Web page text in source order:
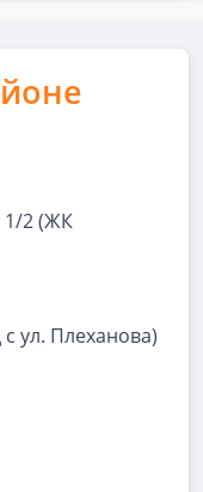
1/2 (ЖК
ул. Плеханова)